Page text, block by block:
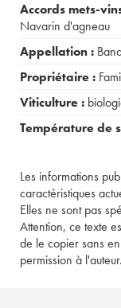
Accords mets-
Navarin d'agneau
Appellation :
Propriétaire :
Viticulture :
Température de
Les informations
caractéristiques
Elles ne sont pas
Attention, ce texte
de le copier sans
permission à l'auteur.